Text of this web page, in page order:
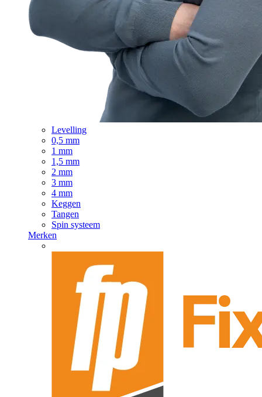
Levelling
0,5 mm
1 mm
1,5 mm
2 mm
3 mm
4 mm
Keggen
Tangen
Spin systeem
Merken